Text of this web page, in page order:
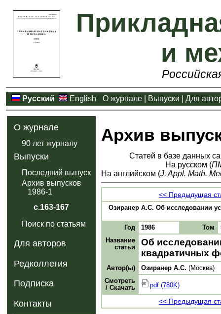
и
Русский English О журнале Выпуски Для
О журнале
90 лет журналу
Выпуски
Последний выпуск
Архив выпусков
1986-1
с.163-167
Поиск по статьям
Для авторов
Редколлегия
Подписка
Контакты
Архив
Статей в базе данных
На русском (
На английском (J. Appl. Math.
<< Предыдущая
Озиранер А.С. Об исследовании
Год 1986 Том
Название
статьи
Об
квадратичных
Автор(ы) Озиранер А.С. (Москва)
Смотреть
/ Скачать
pdf (780K)
<< Предыдущая